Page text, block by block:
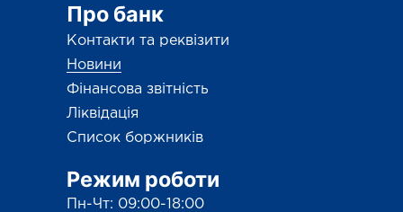
Про банк
Контакти та реквізити
Новини
Фінансова звітність
Ліквідація
Список боржників
Режим роботи
Пн-Чт: 09:00-18:00